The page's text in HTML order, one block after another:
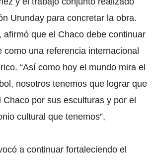
Urunday para concretar la obra.
afirmó que el Chaco debe continuar
como una referencia internacional
“Así como hoy el mundo mira el
nosotros tenemos que lograr que
Chaco por sus esculturas y por el
cultural que tenemos”,
a continuar fortaleciendo el